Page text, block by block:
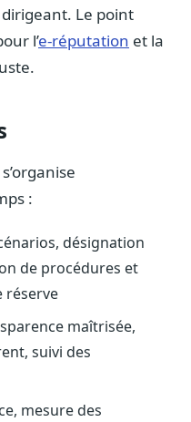
vos contenus
numérique…
Legiwatch incluse
Le point
l’e-réputation et la
:
désignation
de procédures et
réserve
maîtrisée,
suivi des
mesure des